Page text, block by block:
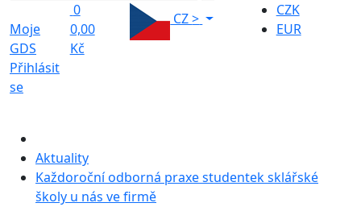
Moje
GDS
Přihlásit
se
0
0,00
Kč
CZ>
CZK
EUR
Aktuality
Každoroční odborná praxe studentek sklářské
školy u nás ve firmě